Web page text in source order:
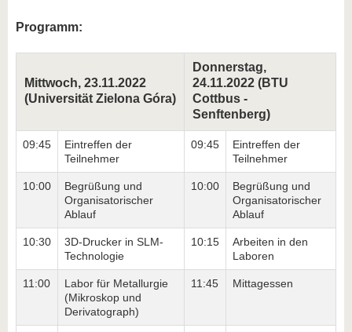
Programm:
Mittwoch, 23.11.2022
(Universität Zielona Góra)
Donnerstag,
24.11.2022 (BTU
Cottbus -
Senftenberg)
09:45
Eintreffen der
Teilnehmer
09:45
Eintreffen der
Teilnehmer
10:00
Begrüßung und
Organisatorischer
Ablauf
10:00
Begrüßung und
Organisatorischer
Ablauf
10:30
3D-Drucker in SLM-
Technologie
10:15
Arbeiten in den
Laboren
11:00
Labor für Metallurgie
(Mikroskop und
Derivatograph)
11:45 Mittagessen